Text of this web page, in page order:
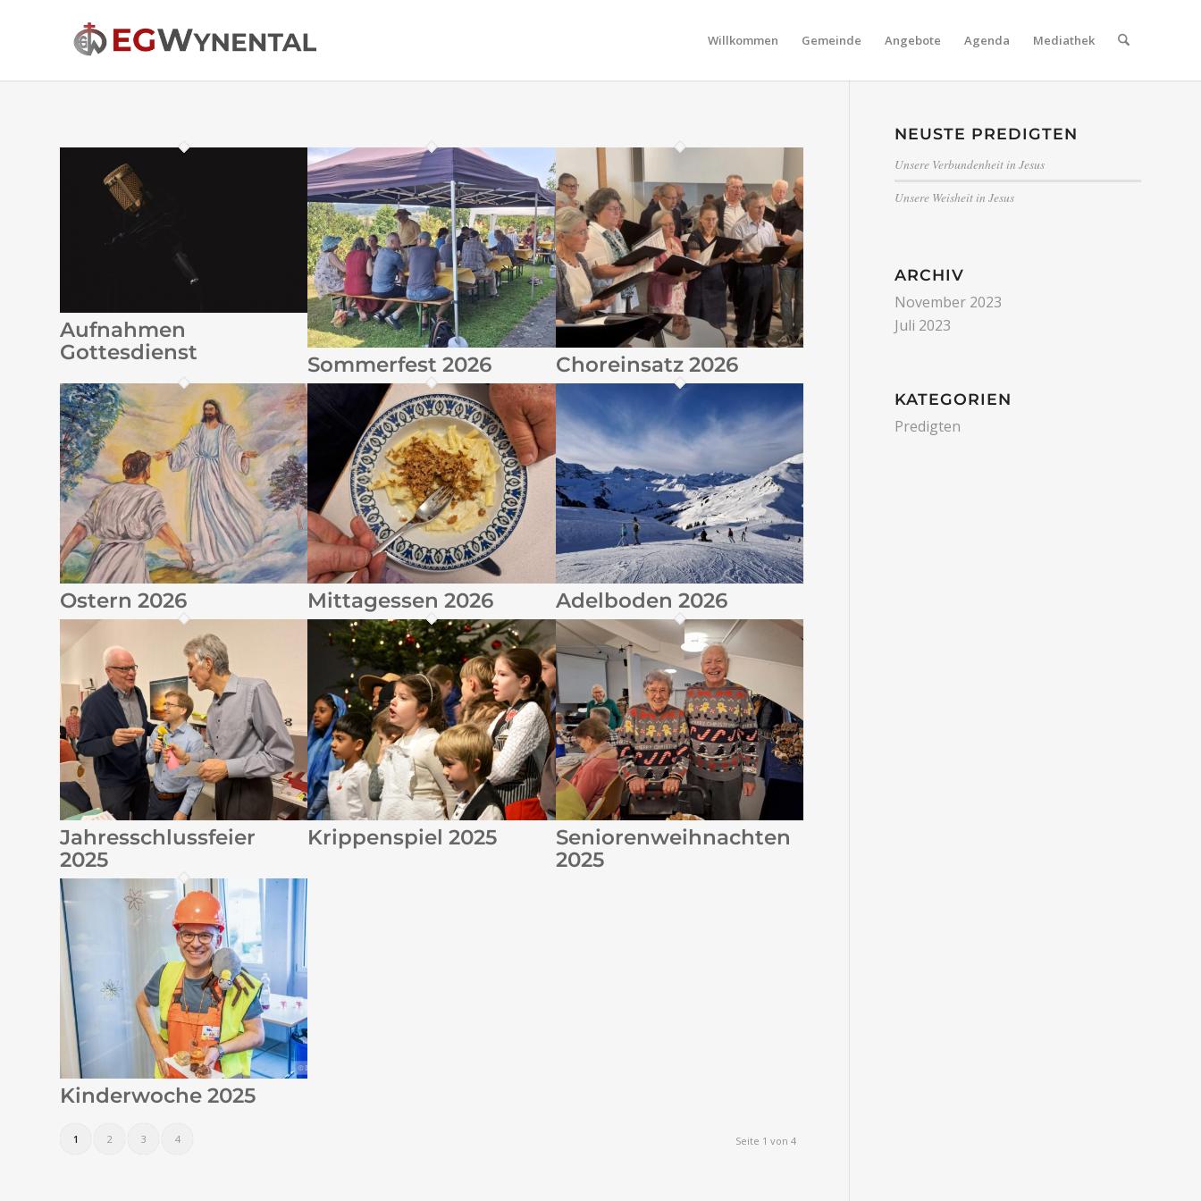
Willkommen Gemeinde Angebote Agenda Mediathek
Aufnahmen
Gottesdienst
Sommerfest 2026 Choreinsatz 2026
Ostern 2026 Mittagessen 2026 Adelboden 2026
Jahresschlussfeier
2025
Krippenspiel 2025
Seniorenweihnachten
2025
Kinderwoche 2025
Seite 1 von 4
1 2 3 4
NEUSTE PREDIGTEN
Unsere Verbundenheit in Jesus
Unsere Weisheit in Jesus
ARCHIV
November 2023
Juli 2023
KATEGORIEN
Predigten